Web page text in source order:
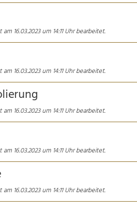
16.03.2023 um 14:11 Uhr bearbeitet.
16.03.2023 um 14:11 Uhr bearbeitet.
16.03.2023 um 14:11 Uhr bearbeitet.
16.03.2023 um 14:11 Uhr bearbeitet.
16.03.2023 um 14:11 Uhr bearbeitet.